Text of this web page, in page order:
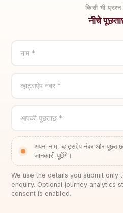
किसी भी
नीचे
नाम *
व्हाट्सऐप नंबर *
आपकी पूछताछ *
अपना नाम, व्हाट्सऐप नंबर और
जानकारी पूछेंगे।
We use the details you submit only
enquiry. Optional journey analytics
consent is enabled.